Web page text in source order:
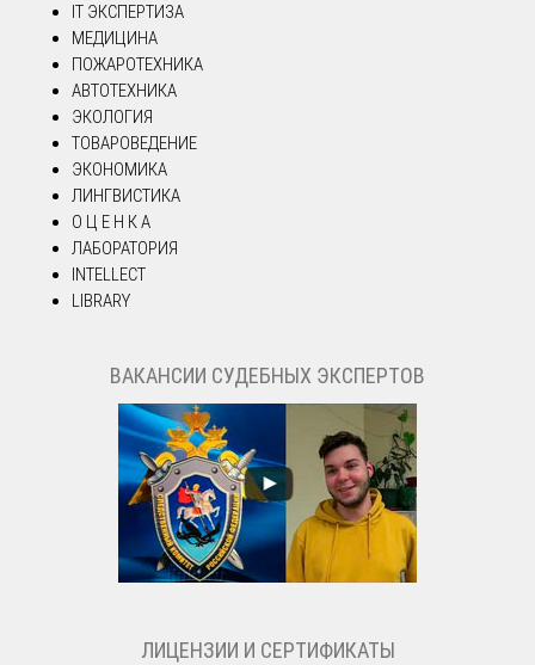
IT ЭКСПЕРТИЗА
МЕДИЦИНА
ПОЖАРОТЕХНИКА
АВТОТЕХНИКА
ЭКОЛОГИЯ
ТОВАРОВЕДЕНИЕ
ЭКОНОМИКА
ЛИНГВИСТИКА
О Ц Е Н К А
ЛАБОРАТОРИЯ
INTELLECT
LIBRARY
ВАКАНСИИ СУДЕБНЫХ ЭКСПЕРТОВ
ЛИЦЕНЗИИ И СЕРТИФИКАТЫ